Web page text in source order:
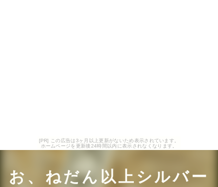
[PR] この広告は3ヶ月以上更新がないため表示されています。
ホームページを更新後24時間以内に表示されなくなります。
お、ねだん以上シルバー